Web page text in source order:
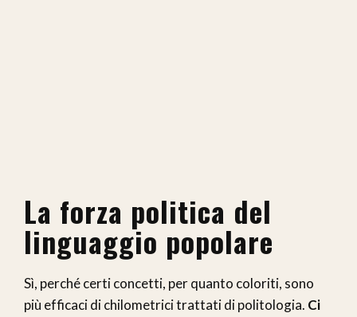
La forza politica del
linguaggio popolare
Sì, perché certi concetti, per quanto coloriti, sono
più efficaci di chilometrici trattati di politologia. Ci